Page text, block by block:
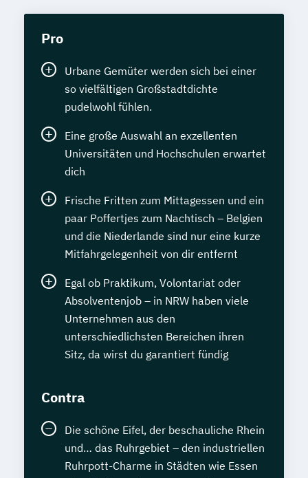
Pro
Urbane Gemüter werden sich bei einer
so vielfältigen Großstadtdichte
pudelwohl fühlen.
Eine große Auswahl an exzellenten
Universitäten und Hochschulen erwartet
dich
Frische Fritten zum Mittagessen und ein
paar Poffertjes zum Nachtisch – Belgien
und die Niederlande sind nur eine kurze
Mitfahrgelegenheit von dir entfernt
Egal ob Praktikum, Volontariat oder
Absolventenjob – in NRW haben viele
Unternehmen aus den
unterschiedlichsten Bereichen ihren
Sitz, da wirst du garantiert fündig
Contra
Die schöne Eifel, der beschauliche Rhein
und… das Ruhrgebiet – den industriellen
Ruhrpott-Charme in Städten wie Essen